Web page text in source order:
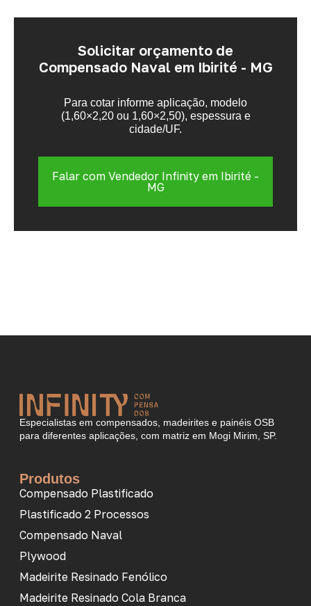
Solicitar orçamento de
Compensado Naval em Ibirité - MG
Para cotar informe aplicação, modelo
(1,60×2,20 ou 1,60×2,50), espessura e
cidade/UF.
Falar com Vendedor Infinity em Ibirité -
MG
Especialistas em compensados, madeirites e painéis OSB
para diferentes aplicações, com matriz em Mogi Mirim, SP.
Produtos
Compensado Plastificado
Plastificado 2 Processos
Compensado Naval
Plywood
Madeirite Resinado Fenólico
Madeirite Resinado Cola Branca